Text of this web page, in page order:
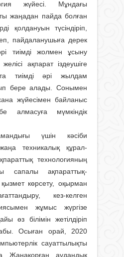
жүйесі. Мұндағы
жаңадан пайда болған
қолдануын түсіндіріп,
пайдаланушыға дерек
тиімді жолмен ұсыну
ақпарат іздеушіге
тиімді әрі жылдам
бере алады. Сонымен
жүйесімен байланыс
алмасуға мүмкіндік
үшін кәсіби
техникалық құрал­
тех­­­нологияның
сапалы ақпараттық-
көрсету, оқырман
кез-келген
жұмыс жүргізе
өз білімін жетілдіріп
Осыған орай, 2020
сауаттылықты
Жаңақорған аудан­дық